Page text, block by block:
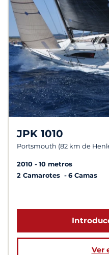
JPK 1010
Portsmouth (82 km de
2010
10 metros
2 Camarotes
6 Camas
Ver